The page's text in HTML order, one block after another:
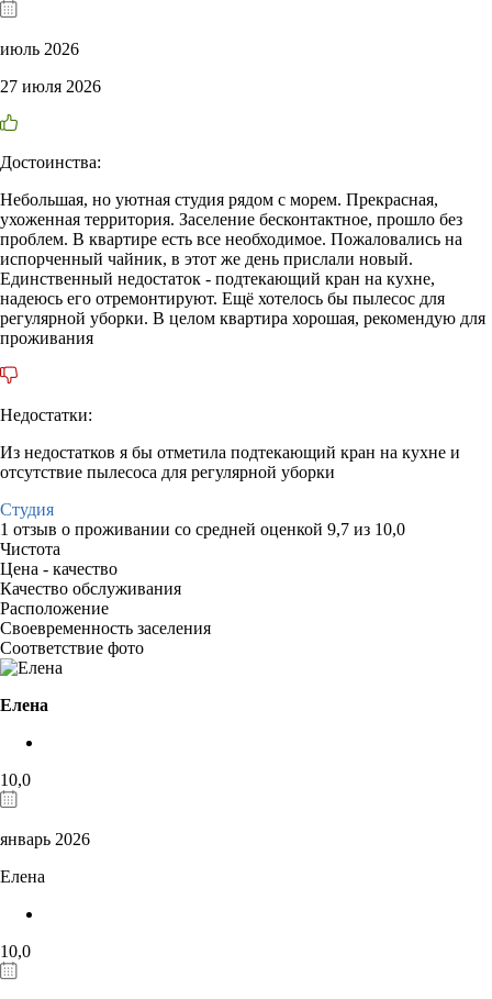
июль 2026
27 июля 2026
Достоинства:
Небольшая, но уютная студия рядом с морем. Прекрасная,
ухоженная территория. Заселение бесконтактное, прошло без
проблем. В квартире есть все необходимое. Пожаловались на
испорченный чайник, в этот же день прислали новый.
Единственный недостаток - подтекающий кран на кухне,
надеюсь его отремонтируют. Ещё хотелось бы пылесос для
регулярной уборки. В целом квартира хорошая, рекомендую для
проживания
Недостатки:
Из недостатков я бы отметила подтекающий кран на кухне и
отсутствие пылесоса для регулярной уборки
Студия
1 отзыв о проживании со средней оценкой 9,7 из 10,0
Чистота
Цена - качество
Качество обслуживания
Расположение
Своевременность заселения
Соответствие фото
Елена
10,0
январь 2026
Елена
10,0